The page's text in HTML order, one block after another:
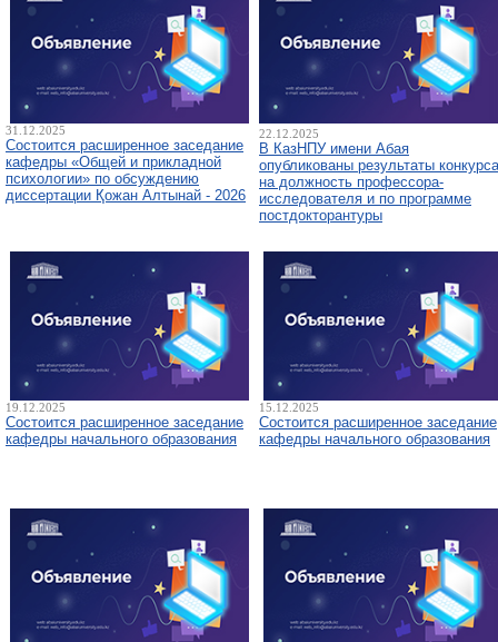
31.12.2025
Состоится расширенное заседание
кафедры «Общей и прикладной
психологии» по обсуждению
диссертации Қожан Алтынай - 2026
22.12.2025
В КазНПУ имени Абая
опубликованы результаты конкурса
на должность профессора-
исследователя и по программе
постдокторантуры
19.12.2025
Состоится расширенное заседание
кафедры начального образования
15.12.2025
Состоится расширенное заседание
кафедры начального образования